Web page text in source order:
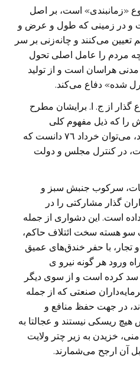
«زمانبندی» است، بر اصل
و در زمینی که طول و عرض و
تعیین می‌کنند و چانه‌زنی بر سر
مردم را عامل اصلی تحول
مدنی هراسان است و از تولید
شده» دفاع می‌کند.
موضوع گذار از ج. ا. برایشان مطرح
را که ذیل مفهوم کلی
«اصلاح‌طلبی» فعالیت می‌کرد، می‌توان خرداد ٧٦ دانست که
در کنترل مجلس و دولت
سرکوب جنبش سبز و
گذار مشارکتی را در
است. این دشواری از جمله
سو هسته سخت ائتلاف حاکم،
تجار، با حفر خندق‌های عمیق
ورود هر گونه نیرو ی
سد کرده است و از سوی دیگر
صنعتی که از جمله
در جهت حفظ منافع و
ریسکی نیستند و عجالتا به
خزیدن به زیر چتر ولایت
آن ارجح می‌شمارند.